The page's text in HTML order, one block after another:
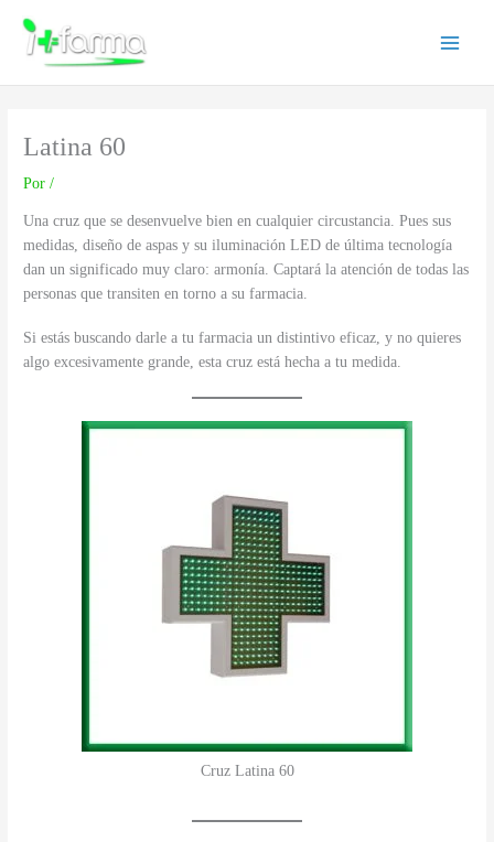
contenido
Latina 60
Por/
Una cruz que se desenvuelve bien en cualquier circustancia. Pues sus
medidas, diseño de aspas y su iluminación LED de última tecnología
dan un significado muy claro: armonía. Captará la atención de todas las
personas que transiten en torno a su farmacia.
Si estás buscando darle a tu farmacia un distintivo eficaz, y no quieres
algo excesivamente grande, esta cruz está hecha a tu medida.
Cruz Latina 60